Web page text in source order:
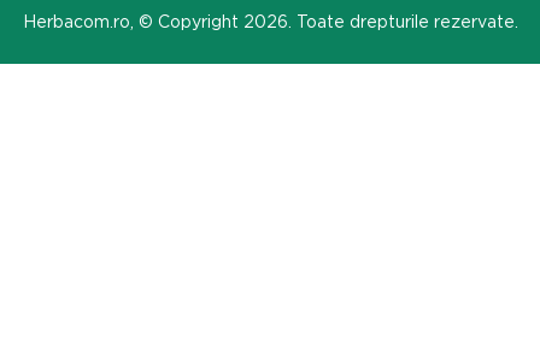
Herbacom.ro, © Copyright 2026. Toate drepturile rezervate.